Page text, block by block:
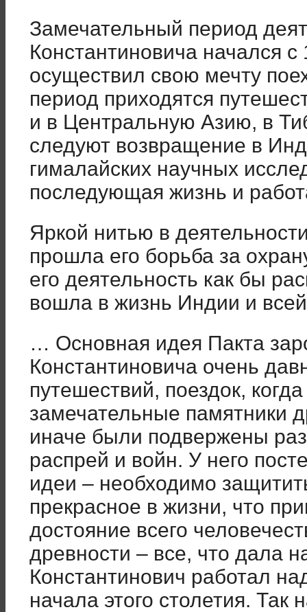
Замечательный период
Константиновича начался с
осуществил свою мечту
период приходятся
и в Центральную Азию, в
следуют возвращение в
гималайских научных
последующая жизнь и
Яркой нитью в
прошла его борьба за
его деятельность как бы
вошла в жизнь Индии и
… Основная идея Пакта
Константиновича очень
путешествий, поездок,
замечательные памятники
иначе были подвержены
распрей и войн. У него
идеи – необходимо
прекрасное в жизни, что
достояние всего
древности – все, что дала
Константинович работал
начала этого столетия. Так